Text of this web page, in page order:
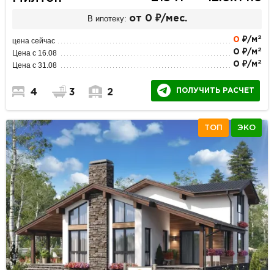
В ипотеку: от 0 ₽/мес.
цена сейчас 0 ₽/м 2
Цена с 16.08 0 ₽/м 2
Цена с 31.08 0 ₽/м 2
4 3 2 ПОЛУЧИТЬ РАСЧЕТ
ТОП ЭКО